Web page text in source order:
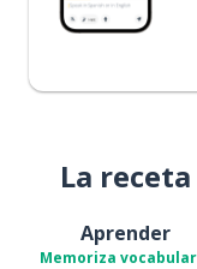
La
Aprender
Memoriza